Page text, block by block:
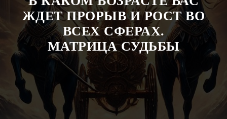
ЖДЕТ ПРОРЫВ И РОСТ ВО
ВСЕХ СФЕРАХ.
МАТРИЦА СУДЬБЫ